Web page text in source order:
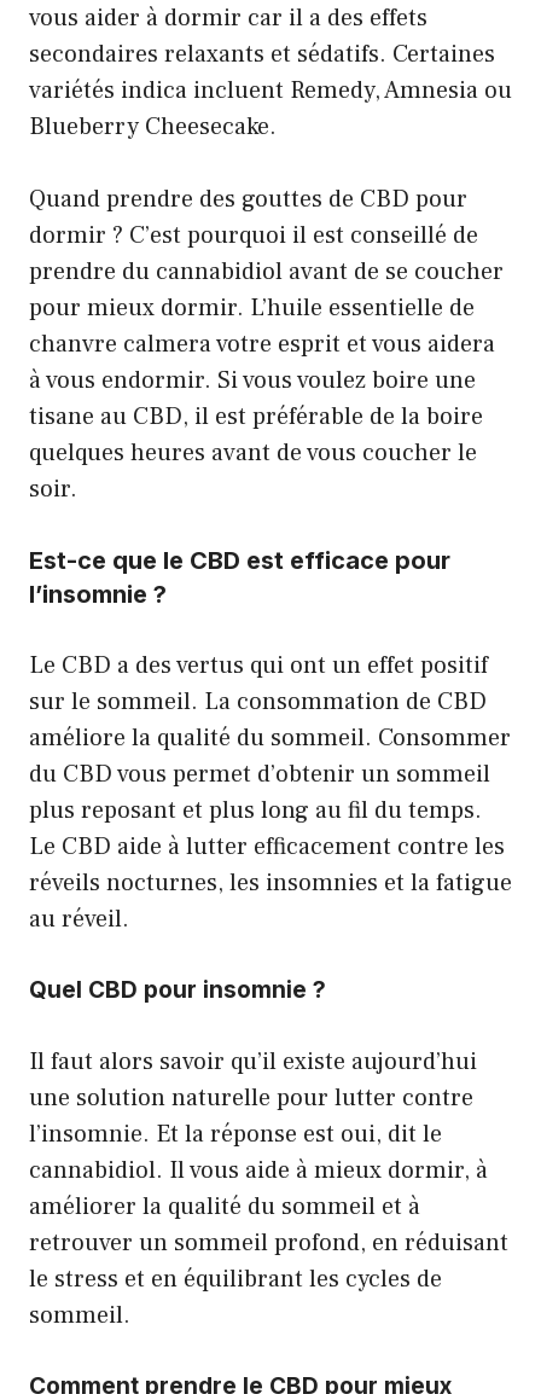
vous aider à dormir car il a des effets
secondaires relaxants et sédatifs. Certaines
variétés indica incluent Remedy, Amnesia ou
Blueberry Cheesecake.
Quand prendre des gouttes de CBD pour
dormir ? C’est pourquoi il est conseillé de
prendre du cannabidiol avant de se coucher
pour mieux dormir. L’huile essentielle de
chanvre calmera votre esprit et vous aidera
à vous endormir. Si vous voulez boire une
tisane au CBD, il est préférable de la boire
quelques heures avant de vous coucher le
soir.
Est-ce que le CBD est efficace pour
l’insomnie ?
Le CBD a des vertus qui ont un effet positif
sur le sommeil. La consommation de CBD
améliore la qualité du sommeil. Consommer
du CBD vous permet d’obtenir un sommeil
plus reposant et plus long au fil du temps.
Le CBD aide à lutter efficacement contre les
réveils nocturnes, les insomnies et la fatigue
au réveil.
Quel CBD pour insomnie ?
Il faut alors savoir qu’il existe aujourd’hui
une solution naturelle pour lutter contre
l’insomnie. Et la réponse est oui, dit le
cannabidiol. Il vous aide à mieux dormir, à
améliorer la qualité du sommeil et à
retrouver un sommeil profond, en réduisant
le stress et en équilibrant les cycles de
sommeil.
Comment prendre le CBD pour mieux